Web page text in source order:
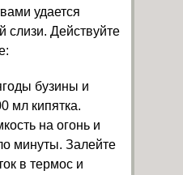
удается
слизи. Действуйте
бузины и
мл кипятка.
на огонь и
минуты. Залейте
в термос и